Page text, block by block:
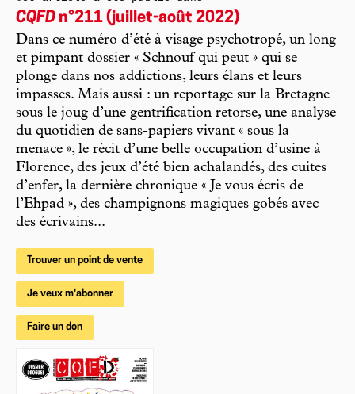
CQFD n°211 (juillet-août 2022)
Dans ce numéro d’été à visage psychotropé, un long
et pimpant dossier « Schnouf qui peut » qui se
plonge dans nos addictions, leurs élans et leurs
impasses. Mais aussi : un reportage sur la Bretagne
sous le joug d’une gentrification retorse, une analyse
du quotidien de sans-papiers vivant « sous la
menace », le récit d’une belle occupation d’usine à
Florence, des jeux d’été bien achalandés, des cuites
d’enfer, la dernière chronique « Je vous écris de
l’Ehpad », des champignons magiques gobés avec
des écrivains...
Trouver un point de vente
Je veux m'abonner
Faire un don